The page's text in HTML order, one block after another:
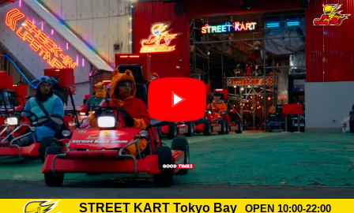
STREET KART Tokyo Bay
OPEN 10:00-22:00